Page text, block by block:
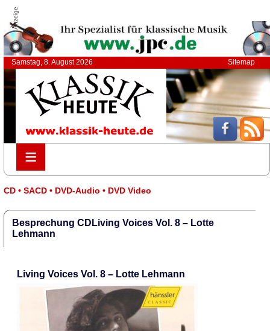
Anzeige
Samstag, 8. August 2026 Sitemap
≡
≡
CD • SACD • DVD-Audio • DVD Video
Besprechung CDLiving Voices Vol. 8 – Lotte
Lehmann
Living Voices Vol. 8 – Lotte Lehmann